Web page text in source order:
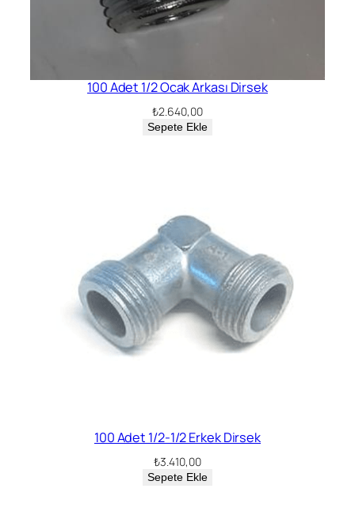
100 Adet 1/2 Ocak Arkası Dirsek
₺2.640,00
Sepete Ekle
100 Adet 1/2-1/2 Erkek Dirsek
₺3.410,00
Sepete Ekle